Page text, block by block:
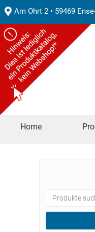
Am Ohrt 2 • 59469
Home